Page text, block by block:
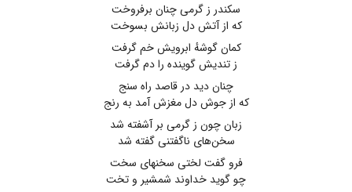
سکندر ز گرمی چنان برفروخت
که از آتش دل زبانش بسوخت
کمان گوشهٔ ابرویش خم گرفت
ز تندیش گوینده را دم گرفت
چنان دید در قاصد راه سنج
که از جوش دل مغزش آمد به رنج
زبان چون ز گرمی بر آشفته شد
سخن‌های ناگفتنی گفته شد
فرو گفت لختی سخنهای سخت
چو گوید خداوند شمشیر و تخت